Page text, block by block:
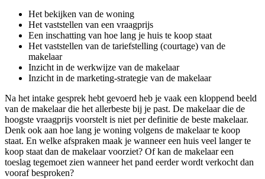
Het bekijken van de woning
Het vaststellen van een vraagprijs
Een inschatting van hoe lang je huis te koop staat
Het vaststellen van de tariefstelling (courtage) van de
makelaar
Inzicht in de werkwijze van de makelaar
Inzicht in de marketing-strategie van de makelaar
Na het intake gesprek hebt gevoerd heb je vaak een kloppend beeld
van de makelaar die het allerbeste bij je past. De makelaar die de
hoogste vraagprijs voorstelt is niet per definitie de beste makelaar.
Denk ook aan hoe lang je woning volgens de makelaar te koop
staat. En welke afspraken maak je wanneer een huis veel langer te
koop staat dan de makelaar voorziet? Of kan de makelaar een
toeslag tegemoet zien wanneer het pand eerder wordt verkocht dan
vooraf besproken?